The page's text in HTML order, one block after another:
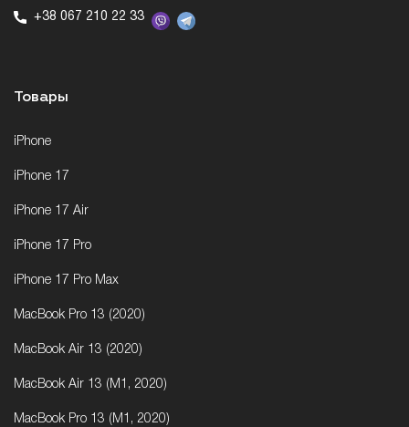
+38 067 210 22 33
Товары
iPhone
iPhone 17
iPhone 17 Air
iPhone 17 Pro
iPhone 17 Pro Max
MacBook Pro 13 (2020)
MacBook Air 13 (2020)
MacBook Air 13 (M1, 2020)
MacBook Pro 13 (M1, 2020)